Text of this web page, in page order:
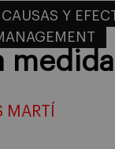
CAUSAS Y